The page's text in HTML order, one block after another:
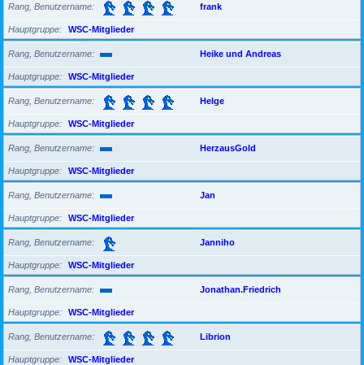
Rang, Benutzername frank
Hauptgruppe WSC-Mitglieder
Rang, Benutzername Heike und Andreas
Hauptgruppe WSC-Mitglieder
Rang, Benutzername Helge
Hauptgruppe WSC-Mitglieder
Rang, Benutzername HerzausGold
Hauptgruppe WSC-Mitglieder
Rang, Benutzername Jan
Hauptgruppe WSC-Mitglieder
Rang, Benutzername Janniho
Hauptgruppe WSC-Mitglieder
Rang, Benutzername Jonathan.Friedrich
Hauptgruppe WSC-Mitglieder
Rang, Benutzername Librion
Hauptgruppe WSC-Mitglieder